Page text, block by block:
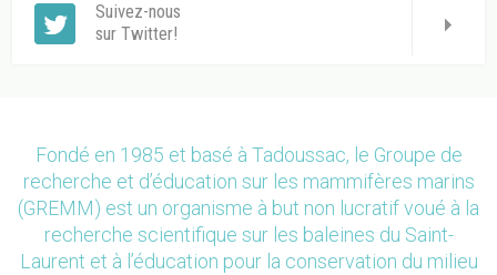
Suivez-nous
sur Twitter!
Fondé en 1985 et basé à Tadoussac, le Groupe de
recherche et d’éducation sur les mammifères marins
(GREMM) est un organisme à but non lucratif voué à la
recherche scientifique sur les baleines du Saint-
Laurent et à l’éducation pour la conservation du milieu